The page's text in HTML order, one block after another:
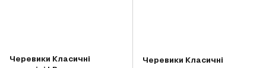
Черевики Класичні
Черевики Класичні